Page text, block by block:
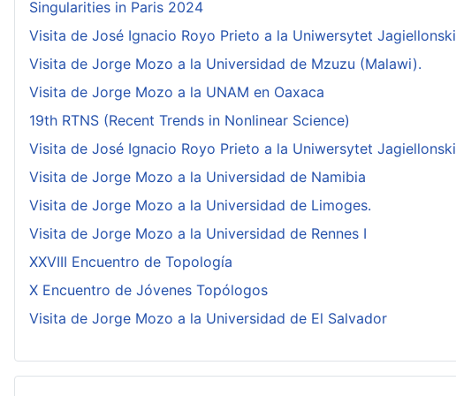
Singularities in Paris 2024
Visita de José Ignacio Royo Prieto a la Uniwersytet Jagiellonski
Visita de Jorge Mozo a la Universidad de Mzuzu (Malawi).
Visita de Jorge Mozo a la UNAM en Oaxaca
19th RTNS (Recent Trends in Nonlinear Science)
Visita de José Ignacio Royo Prieto a la Uniwersytet Jagiellonski
Visita de Jorge Mozo a la Universidad de Namibia
Visita de Jorge Mozo a la Universidad de Limoges.
Visita de Jorge Mozo a la Universidad de Rennes I
XXVIII Encuentro de Topología
X Encuentro de Jóvenes Topólogos
Visita de Jorge Mozo a la Universidad de El Salvador